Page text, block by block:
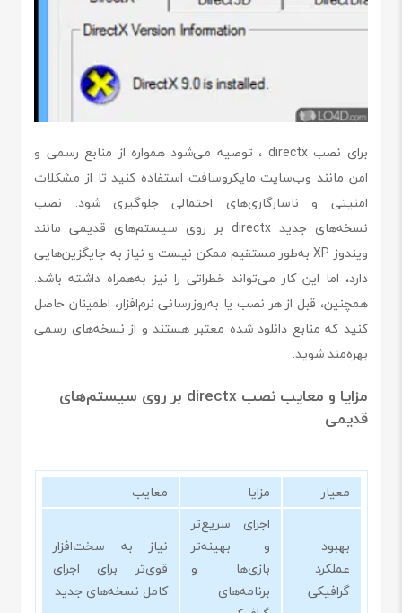
برای نصب directx ، توصیه می‌شود همواره از منابع رسمی و
امن مانند وب‌سایت مایکروسافت استفاده کنید تا از مشکلات
امنیتی و ناسازگاری‌های احتمالی جلوگیری شود. نصب
نسخه‌های جدید directx بر روی سیستم‌های قدیمی مانند
ویندوز XP به‌طور مستقیم ممکن نیست و نیاز به جایگزین‌هایی
دارد، اما این کار می‌تواند خطراتی را نیز به‌همراه داشته باشد.
همچنین، قبل از هر نصب یا به‌روزرسانی نرم‌افزار، اطمینان حاصل
کنید که منابع دانلود شده معتبر هستند و از نسخه‌های رسمی
بهره‌مند شوید.
مزایا و معایب نصب directx بر روی سیستم‌های
قدیمی
معیار مزایا معایب
بهبود
عملکرد
گرافیکی
اجرای سریع‌تر
و بهینه‌تر
بازی‌ها و
برنامه‌های
نیاز به سخت‌افزار
قوی‌تر برای اجرای
کامل نسخه‌های جدید